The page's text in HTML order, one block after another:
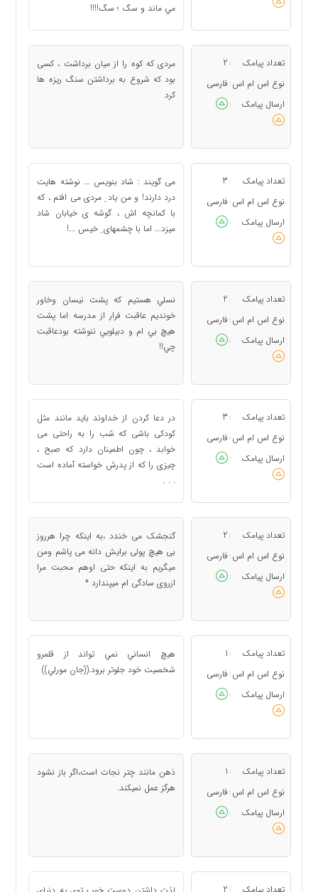
مي ماند و سگ ؛ سگ!!!!
تعداد پیامک :
2
نوع اس ام اس : فارسی
ارسال پیامک
:
مردی که کوه را از میان برداشت ، کسی
بود که شروع به برداشتن سنگ ریزه ها
کرد
تعداد پیامک :
3
نوع اس ام اس : فارسی
ارسال پیامک
:
می گویند : شاد بنویس ... نوشته هایت
درد دارند! و من یاد ِ مردی می افتم ، که
با کمانچه اش ، گوشه ی خیابان شاد
میزد... اما با چشمهای ِ خیس ...!
تعداد پیامک :
2
نوع اس ام اس : فارسی
ارسال پیامک
:
نسلي هستيم كه پشت نيسان وخاور
خونديم عاقبت فرار از مدرسه اما پشت
هيچ بي ام و دبيلويي ننوشته بودعاقبت
چي!!
تعداد پیامک :
3
نوع اس ام اس : فارسی
ارسال پیامک
:
در دعا کردن از خداوند باید مانند مثل
کودکی باشی که شب را به راحتی می
خوابد ، چون اطمینان دارد که صبح ،
چیزی را که از پدرش خواسته آماده است
. . .
تعداد پیامک :
2
نوع اس ام اس : فارسی
ارسال پیامک
:
گنجشک می خندد ،به اینکه چرا هرروز
بی هیچ پولی برایش دانه می پاشم ومن
میگریم به اینکه حتی اوهم محبت مرا
ازروی سادگی ام میپندارد *
تعداد پیامک :
1
نوع اس ام اس : فارسی
ارسال پیامک
:
هيچ انساني نمي تواند از قلمرو
شخصيت خود جلوتر برود.((جان مورلي))
تعداد پیامک :
1
نوع اس ام اس : فارسی
ارسال پیامک
:
ذهن مانند چتر نجات است،اگر باز نشود
هرگز عمل نمیکند.
: